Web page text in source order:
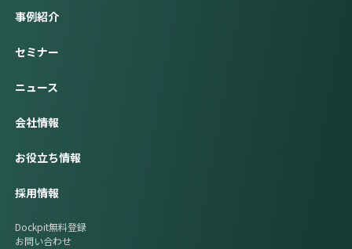
事例紹介
セミナー
ニュース
会社情報
お役立ち情報
採用情報
Dockpit無料登録
お問い合わせ